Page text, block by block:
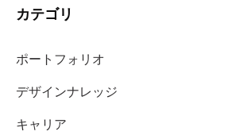
カテゴリ
ポートフォリオ
デザインナレッジ
キャリア